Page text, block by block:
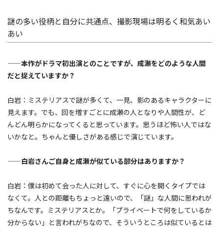
謎の多い役柄と自分に共通点、撮影現場は明るく和気あい
あい
——本作がドラマ初出演とのことですが、成瀬をどのような人間
だと捉えていますか？
白岩：ミステリアスで謎が多くて、一見、影のあるキャラクターに
見えます。でも、回を増すごとに成瀬の人となりや人間性が、ど
んどん明らかになってくると思っています。思うほど怖い人ではな
いかなと。ちゃんと優しさがある感じで演じています。
——白岩さんご自身と成瀬が似ている部分はありますか？
白岩：僕は初めて会った人に対して、すぐに心を開くタイプでは
なくて。人との距離もちょっと遠いので、「謎」な人間に思われが
ちなんです。ミステリアスとか。「プライベートで何をしているか
分からない」と言われがちなので、そういうところは似ているとは